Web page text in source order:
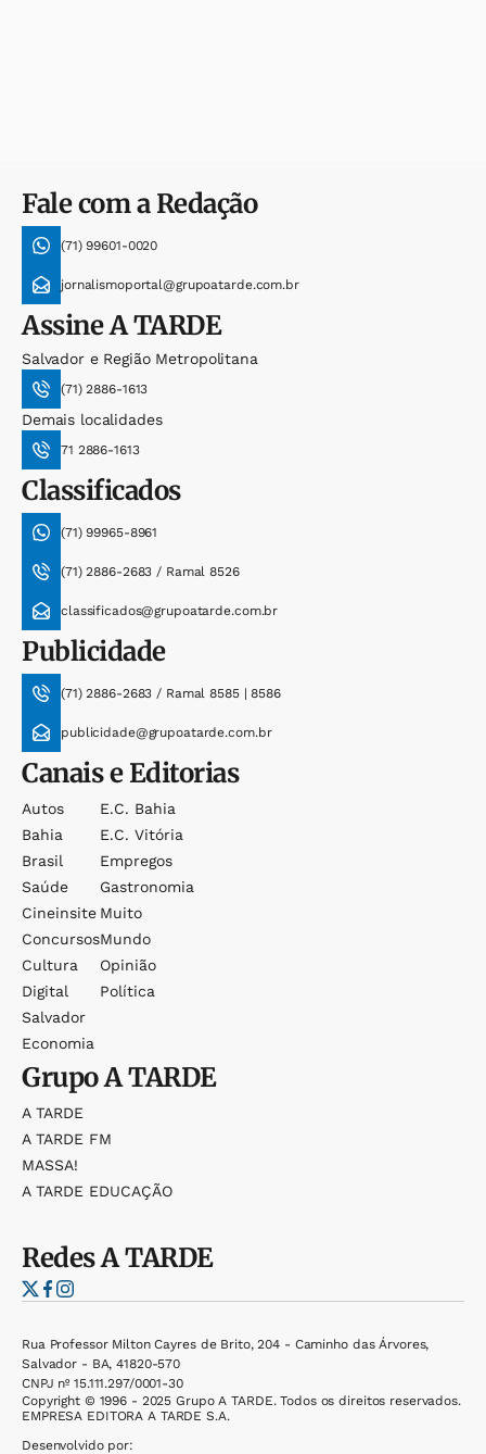
Fale com a Redação
(71) 99601-0020
jornalismoportal@grupoatarde.com.br
AssineA TARDE
Salvador e Região Metropolitana
(71) 2886-1613
Demais localidades
71 2886-1613
Classificados
(71) 99965-8961
(71) 2886-2683 / Ramal 8526
classificados@grupoatarde.com.br
Publicidade
(71) 2886-2683 / Ramal 8585 | 8586
publicidade@grupoatarde.com.br
Canais e Editorias
Autos
Bahia
Brasil
Saúde
Cineinsite
Concursos
Cultura
Digital
Salvador
Economia
E.c. Bahia
E.c. Vitória
Empregos
Gastronomia
Muito
Mundo
Opinião
Política
GrupoA TARDE
A TARDE
A TARDE FM
MASSA!
A TARDE EDUCAÇÃO
RedesA TARDE
Rua Professor Milton Cayres de Brito, 204 - Caminho das Árvores,
Salvador - BA, 41820-570
CNPJ nº 15.111.297/0001-30
Copyright © 1996 - 2025 Grupo A TARDE. Todos os direitos reservados.
EMPRESA EDITORA A TARDE S.A.
Desenvolvido por: